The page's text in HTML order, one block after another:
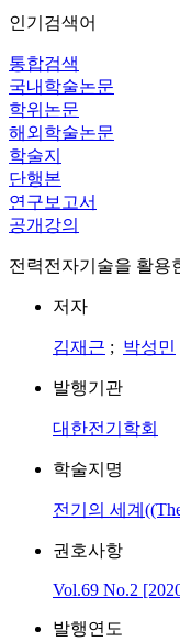
인기검색어
통합검색
국내학술논문
학위논문
해외학술논문
학술지
단행본
연구보고서
공개강의
전력전자기술을 활용
저자
김재근 ; 박성민
발행기관
대한전기학회
학술지명
전기의 세계
권호사항
Vol.69 No.2
발행연도